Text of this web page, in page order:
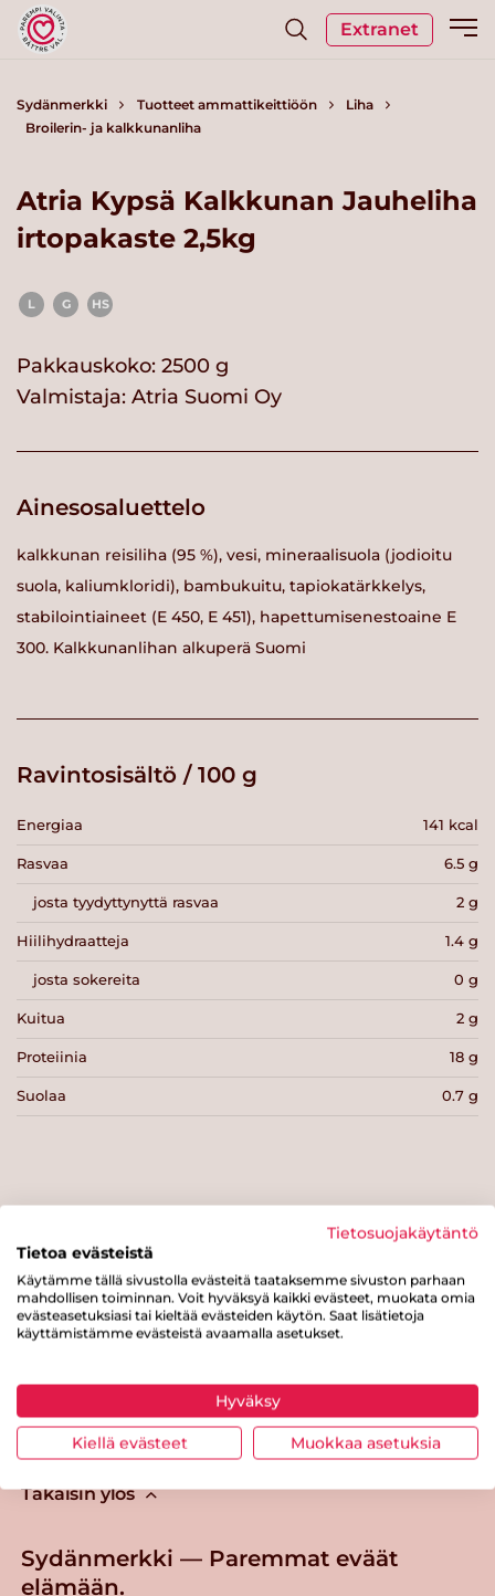
Extranet
Sydänmerkki Tuotteet ammattikeittiöön
Liha
Broilerin- ja kalkkunanliha
Atria Kypsä Kalkkunan Jauheliha
irtopakaste 2,5kg
L G HS
Pakkauskoko: 2500 g
Valmistaja: Atria Suomi Oy
Ainesosaluettelo
kalkkunan reisiliha (95 %), vesi, mineraalisuola (jodioitu
suola, kaliumkloridi), bambukuitu, tapiokatärkkelys,
stabilointiaineet (E 450, E 451), hapettumisenestoaine E
300. Kalkkunanlihan alkuperä Suomi
Ravintosisältö / 100 g
Energiaa 141 kcal
Rasvaa 6.5 g
josta tyydyttynyttä rasvaa 2 g
Hiilihydraatteja 1.4 g
josta sokereita 0 g
Kuitua 2 g
Proteiinia 18 g
Suolaa 0.7 g
Tästä merkistä tunnistat
Sydänmerkki-tuotteen
Takaisin ylös
Sydänmerkki — Paremmat eväät
elämään.
Tietosuojakäytäntö
Tietoa evästeistä
Käytämme tällä sivustolla evästeitä taataksemme sivuston parhaan
mahdollisen toiminnan. Voit hyväksyä kaikki evästeet, muokata omia
evästeasetuksiasi tai kieltää evästeiden käytön. Saat lisätietoja
käyttämistämme evästeistä avaamalla asetukset.
Hyväksy
Kiellä evästeet Muokkaa asetuksia